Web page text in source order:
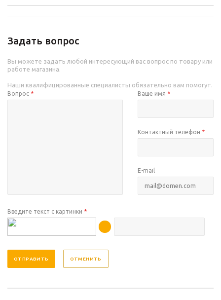
Задать вопрос
Вы можете задать любой интересующий вас вопрос по товару или
работе магазина.
Наши квалифицированные специалисты обязательно вам помогут.
Вопрос * Ваше имя *
Контактный телефон *
E-mail
Введите текст с картинки *
ОТМЕНИТЬ